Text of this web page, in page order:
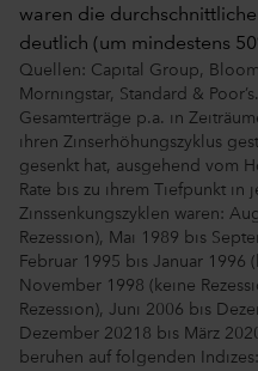
Quellen: Capital Group,
Morningstar, Standard &
Gesamterträge p.a. in
ihren Zinserhöhungszyklus
gesenkt hat, ausgehend vom
Rate bis zu ihrem Tiefpunkt in
Zinssenkungszyklen waren:
Rezession), Mai 1989 bis
Februar 1995 bis Januar 1996
November 1998 (keine
Rezession), Juni 2006 bis
Dezember 20218 bis März
beruhen auf folgenden